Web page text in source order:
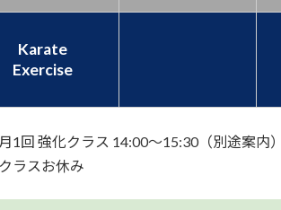
Karate
Exercise
1回 強化クラス 14:00〜15:30（別途案内）
ラスお休み